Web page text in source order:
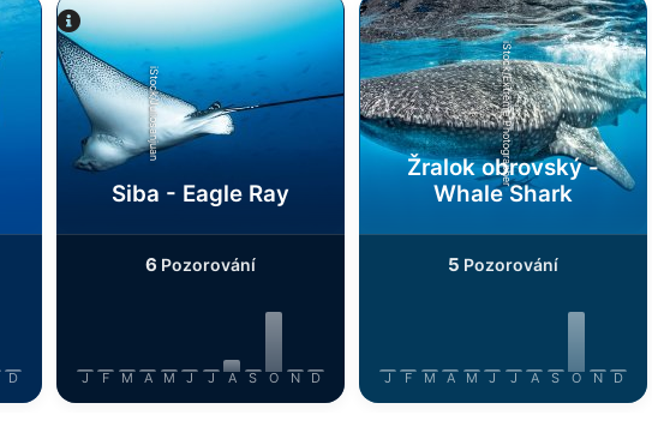
D
iStock/Juliosanjuan
Siba - Eagle Ray
6 Pozorování
J F M A M J J A S O N D
iStock/Extreme Photographer
Žralok obrovský -
Whale Shark
5 Pozorování
J F M A M J J A S O N D